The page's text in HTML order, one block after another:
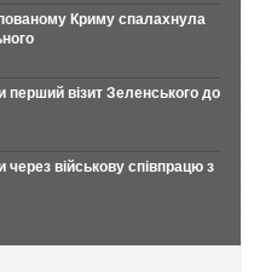
Криму спалахнула
перший візит Зеленського до
військову співпрацю з